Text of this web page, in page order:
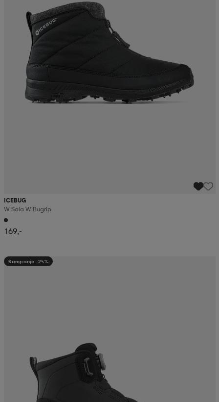
ICEBUG
W Sala W Bugrip
169,-
Kampanja -25%